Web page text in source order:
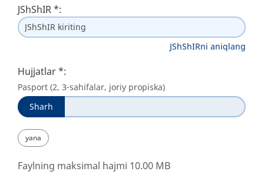
JShShIR*:
JShShIRni aniqlang
Hujjatlar*:
Pasport (2, 3-sahifalar, joriy propiska)
Sharh
yana
Faylning maksimal hajmi 10.00 MB